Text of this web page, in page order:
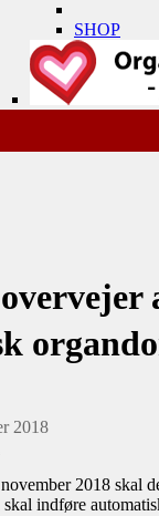
SHOP
2018
2018 skal
skal indføre